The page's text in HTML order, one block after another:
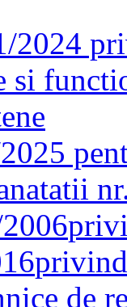
2024
si
de